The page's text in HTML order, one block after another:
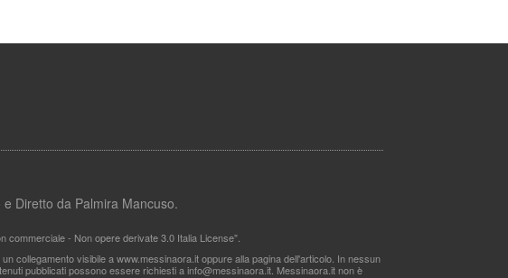
Diretto da Palmira Mancuso.
- Non opere derivate 3.0 Italia License".
collegamento visibile a www.messinaora.it oppure alla pagina dell'articolo. In nessun
pubblicati possono essere richiesti ainfo@messinaora.it . Messinaora.it non è